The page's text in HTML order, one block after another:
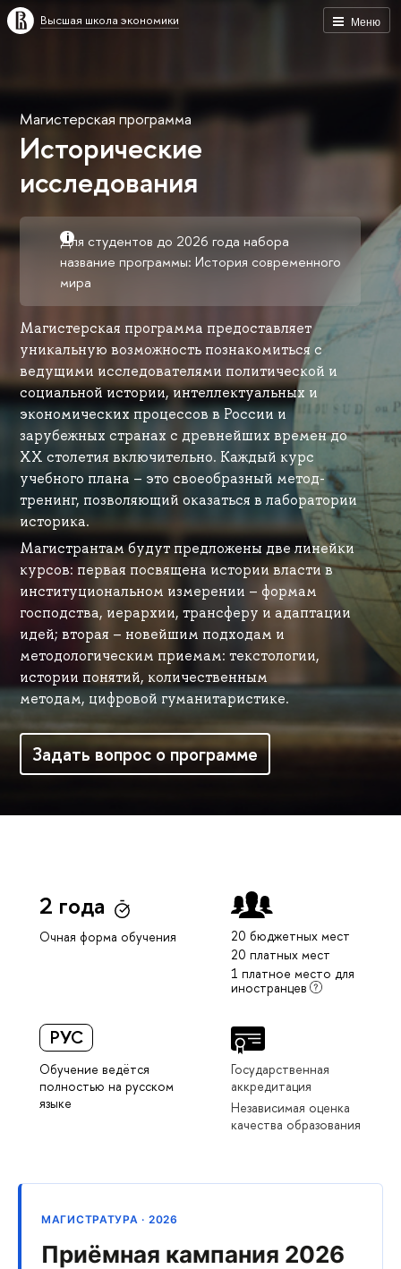
Меню
Высшая школа экономики
Магистерская программа
Исторические
исследования
Для студентов до 2026 года набора
название программы: История современного
мира
Магистерская программа предоставляет
уникальную возможность познакомиться с
ведущими исследователями политической и
социальной истории, интеллектуальных и
экономических процессов в России и
зарубежных странах с древнейших времен до
XX столетия включительно. Каждый курс
учебного плана – это своеобразный метод-
тренинг, позволяющий оказаться в лаборатории
историка.
Магистрантам будут предложены две линейки
курсов: первая посвящена истории власти в
институциональном измерении – формам
господства, иерархии, трансферу и адаптации
идей; вторая – новейшим подходам и
методологическим приемам: текстологии,
истории понятий, количественным
методам, цифровой гуманитаристике.
Задать вопрос о программе
2 года
Очная форма обучения
20 бюджетных мест
20 платных мест
1 платное место для
иностранцев
РУС
Обучение ведётся
полностью на русском
языке
Государственная
аккредитация
Независимая оценка
качества образования
МАГИСТРАТУРА · 2026
Приёмная кампания 2026